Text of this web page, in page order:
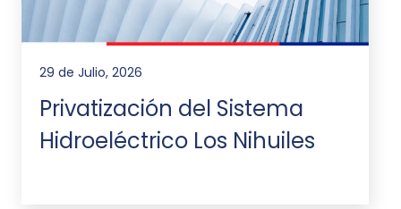
29 de Julio, 2026
Privatización del Sistema
Hidroeléctrico Los Nihuiles